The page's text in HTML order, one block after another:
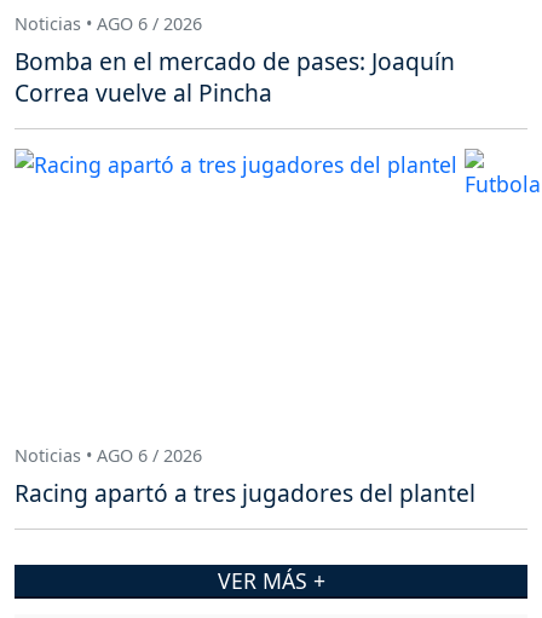
Noticias • AGO 6 / 2026
Bomba en el mercado de pases: Joaquín
Correa vuelve al Pincha
Noticias • AGO 6 / 2026
Racing apartó a tres jugadores del plantel
VER MÁS +